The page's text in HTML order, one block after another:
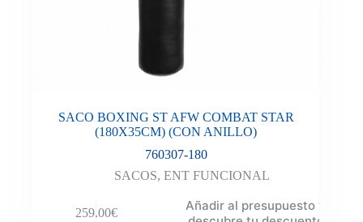
SACO BOXING ST AFW COMBAT STAR
(180X35CM) (CON ANILLO)
760307-180
SACOS,ENT FUNCIONAL
259.00€
Añadir al presupuesto y